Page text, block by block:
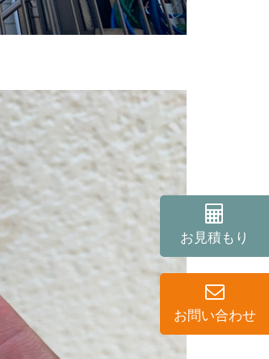
お見積もり
お問い合わせ